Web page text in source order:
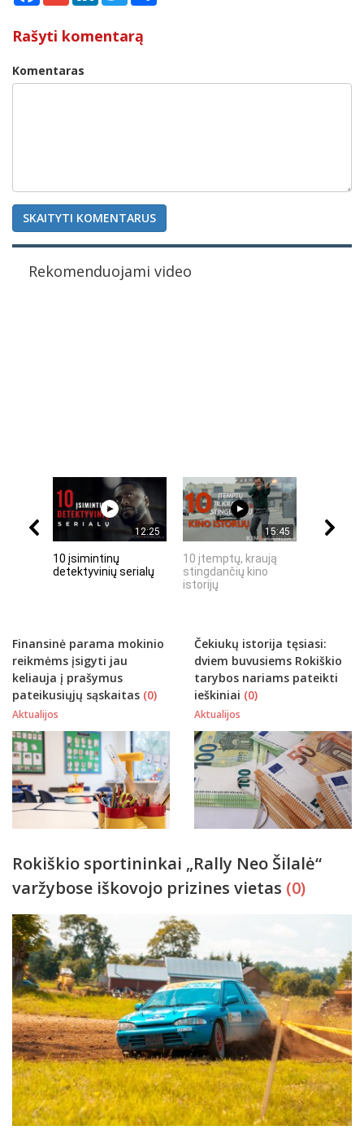
Rašyti komentarą
Komentaras
SKAITYTI KOMENTARUS
Rekomenduojami video
12:25
10 įsimintinų
detektyvinių serialų
15:45
10 įtemptų, kraują
stingdančių kino
istorijų
Finansinė parama mokinio
reikmėms įsigyti jau
keliauja į prašymus
pateikusiųjų sąskaitas (0)
Aktualijos
Čekiukų istorija tęsiasi:
dviem buvusiems Rokiškio
tarybos nariams pateikti
ieškiniai (0)
Aktualijos
Rokiškio sportininkai „Rally Neo Šilalė“
varžybose iškovojo prizines vietas (0)